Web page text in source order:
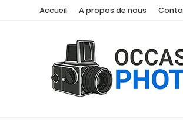
Accueil A propos de nous